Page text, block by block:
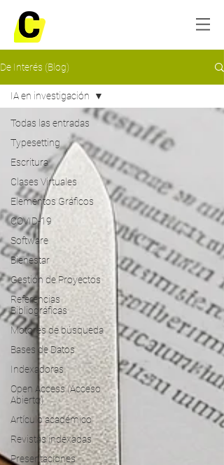
De Interés (Blog)
Todas las entradas
Typesetting
Escritura
Clases Virtuales
Elementos Gráficos
COVID-19
Software
Bienestar
Gestión de Proyectos
Referencias
Bibliográficas
Motores de búsqueda
Bases de Datos
Indexadoras
Open Access (Acceso
Abierto)
Artículo académico
Revistas indexadas
Presentaciones
IA en investigación